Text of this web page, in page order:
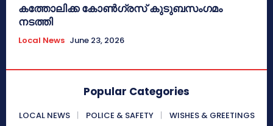
കത്തോലിക്ക കോൺഗ്രസ് കുടുബസംഗമം
നടത്തി
Local News June 23, 2026
Popular Categories
LOCAL NEWS POLICE & SAFETY
WISHES & GREETINGS